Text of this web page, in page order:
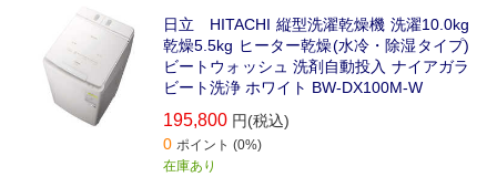
日立 HITACHI 縦型洗濯乾燥機 洗濯10.0kg
乾燥5.5kg ヒーター乾燥(水冷・除湿タイプ)
ビートウォッシュ 洗剤自動投入 ナイアガラ
ビート洗浄 ホワイト BW-DX100M-W
195,800 円(税込)
0 ポイント (0%)
在庫あり